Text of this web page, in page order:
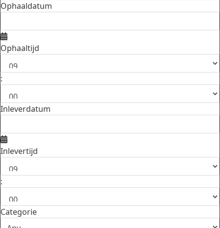
Ophaaldatum
Ophaaltijd
:
Inleverdatum
Inlevertijd
:
Categorie